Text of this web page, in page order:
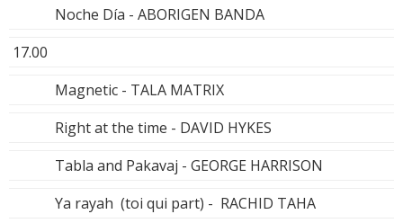
Noche Día - ABORIGEN BANDA
17.00
Magnetic - TALA MATRIX
Right at the time - DAVID HYKES
Tabla and Pakavaj - GEORGE HARRISON
Ya rayah (toi qui part) - RACHID TAHA